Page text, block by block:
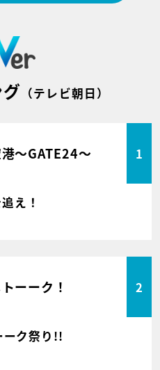
（テレビ朝日）
～GATE24～ 1
え！
ーーク！ 2
ーク祭り!!